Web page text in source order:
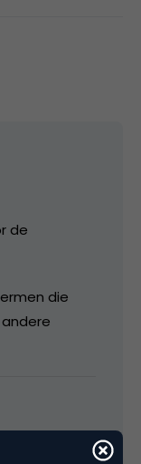
de
die